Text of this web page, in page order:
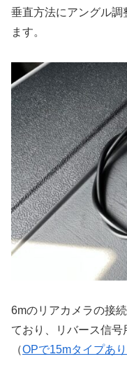
垂直方法にアングル
ます。
6mのリアカメラの接
ており、リバース信号
（OPで15mタイプあり